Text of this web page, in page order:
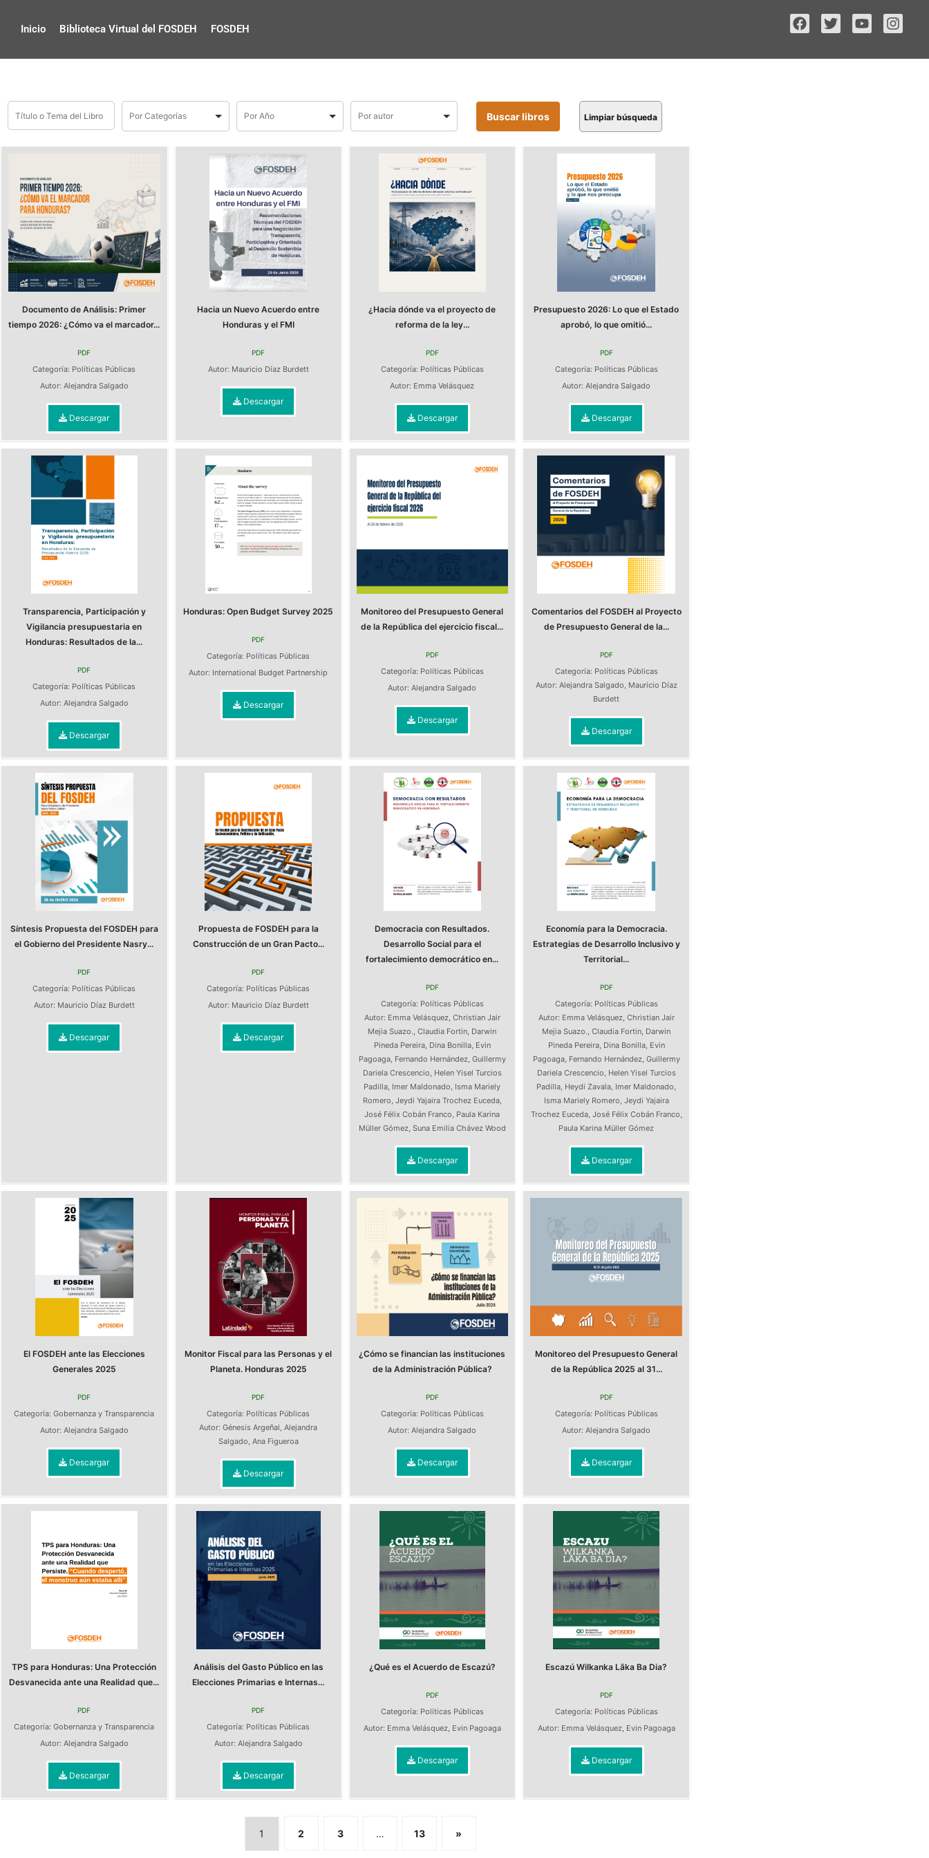
Inicio Biblioteca Virtual del FOSDEH FOSDEH
Limpiar búsqueda
Documento de Análisis: Primer
tiempo 2026: ¿Cómo va el marcador...
PDF
Categoría: Políticas Públicas
Autor: Alejandra Salgado
Descargar
Hacia un Nuevo Acuerdo entre
Honduras y el FMI
PDF
Autor: Mauricio Díaz Burdett
Descargar
¿Hacia dónde va el proyecto de
reforma de la ley...
PDF
Categoría: Políticas Públicas
Autor: Emma Velásquez
Descargar
Presupuesto 2026: Lo que el Estado
aprobó, lo que omitió...
PDF
Categoría: Políticas Públicas
Autor:Alejandra Salgado
Descargar
Transparencia, Participación y
Vigilancia presupuestaria en
Honduras: Resultados de la...
PDF
Categoría: Políticas Públicas
Autor: Alejandra Salgado
Descargar
Honduras: Open Budget Survey 2025
PDF
Categoría: Políticas Públicas
Autor: International Budget Partnership
Descargar
Monitoreo del Presupuesto General
de la República del ejercicio fiscal...
PDF
Categoría: Políticas Públicas
Autor:Alejandra Salgado
Descargar
Comentarios del FOSDEH al Proyecto
de Presupuesto General de la...
PDF
Categoría: Políticas Públicas
Autor: Alejandra Salgado, Mauricio Díaz
Burdett
Descargar
Síntesis Propuesta del FOSDEH para
el Gobierno del Presidente Nasry...
PDF
Categoría: Políticas Públicas
Autor: Mauricio Díaz Burdett
Descargar
Propuesta de FOSDEH para la
Construcción de un Gran Pacto...
PDF
Categoría: Políticas Públicas
Autor: Mauricio Díaz Burdett
Descargar
Democracia con Resultados.
Desarrollo Social para el
fortalecimiento democrático en...
PDF
Categoría: Políticas Públicas
Autor: Emma Velásquez, Christian Jair
Mejia Suazo.,Claudia Fortin, Darwin
Pineda Pereira, Dina Bonilla, Evin
Pagoaga, Fernando Hernández, Guillermy
Dariela Crescencio, Helen Yisel Turcios
Padilla, Imer Maldonado, Isma Mariely
Romero, Jeydi Yajaira Trochez Euceda,
José Félix Cobán Franco, Paula Karina
Müller Gómez, Suna Emilia Chávez Wood
Descargar
Economía para la Democracia.
Estrategias de Desarrollo Inclusivo y
Territorial...
PDF
Categoría: Políticas Públicas
Autor: Emma Velásquez, Christian Jair
Mejia Suazo.,Claudia Fortin, Darwin
Pineda Pereira, Dina Bonilla, Evin
Pagoaga, Fernando Hernández, Guillermy
Dariela Crescencio, Helen Yisel Turcios
Padilla, Heydi Zavala, Imer Maldonado,
Isma Mariely Romero, Jeydi Yajaira
Trochez Euceda, José Félix Cobán Franco,
Paula Karina Müller Gómez
Descargar
El FOSDEH ante las Elecciones
Generales 2025
PDF
Categoría:Gobernanza y Transparencia
Autor: Alejandra Salgado
Descargar
Monitor Fiscal para las Personas y el
Planeta. Honduras 2025
PDF
Categoría: Políticas Públicas
Autor:Génesis Argeñal,Alejandra
Salgado, Ana Figueroa
Descargar
¿Cómo se financian las instituciones
de la Administración Pública?
PDF
Categoría: Políticas Públicas
Autor:Alejandra Salgado
Descargar
Monitoreo del Presupuesto General
de la República 2025 al 31...
PDF
Categoría: Políticas Públicas
Autor:Alejandra Salgado
Descargar
TPS para Honduras: Una Protección
Desvanecida ante una Realidad que...
PDF
Categoría:Gobernanza y Transparencia
Autor: Alejandra Salgado
Descargar
Análisis del Gasto Público en las
Elecciones Primarias e Internas...
PDF
Categoría: Políticas Públicas
Autor: Alejandra Salgado
Descargar
¿Qué es el Acuerdo de Escazú?
PDF
Categoría: Políticas Públicas
Autor: Emma Velásquez, Evin Pagoaga
Descargar
Escazú Wilkanka Lâka Ba Dia?
PDF
Categoría: Políticas Públicas
Autor: Emma Velásquez, Evin Pagoaga
Descargar
1 2 3 … 13 »